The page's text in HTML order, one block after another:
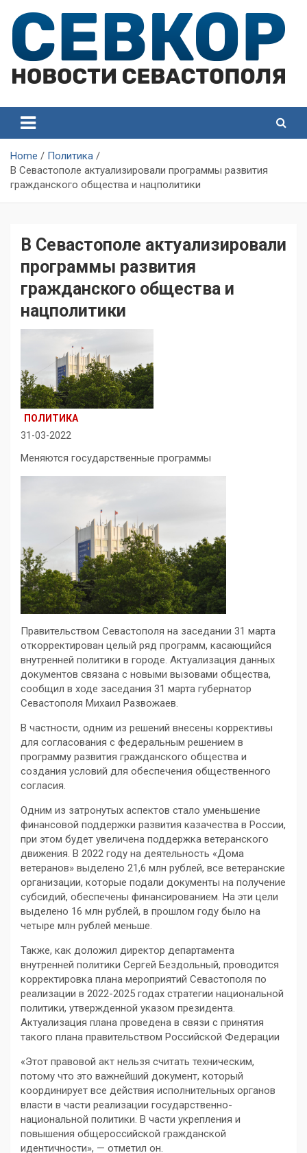
content
Севастополя
Севастополя
Home
Политика
В Севастополе актуализировали программы развития
гражданского общества и нацполитики
В Севастополе актуализировали
программы развития
гражданского общества и
нацполитики
ПОЛИТИКА
31-03-2022
Меняются государственные программы
Правительством Севастополя на заседании 31 марта
откорректирован целый ряд программ, касающийся
внутренней политики в городе. Актуализация данных
документов связана с новыми вызовами общества,
сообщил в ходе заседания 31 марта губернатор
Севастополя Михаил Развожаев.
В частности, одним из решений внесены коррективы
для согласования с федеральным решением в
программу развития гражданского общества и
создания условий для обеспечения общественного
согласия.
Одним из затронутых аспектов стало уменьшение
финансовой поддержки развития казачества в России,
при этом будет увеличена поддержка ветеранского
движения. В 2022 году на деятельность «Дома
ветеранов» выделено 21,6 млн рублей, все ветеранские
организации, которые подали документы на получение
субсидий, обеспечены финансированием. На эти цели
выделено 16 млн рублей, в прошлом году было на
четыре млн рублей меньше.
Также, как доложил директор департамента
внутренней политики Сергей Бездольный, проводится
корректировка плана мероприятий Севастополя по
реализации в 2022-2025 годах стратегии национальной
политики, утвержденной указом президента.
Актуализация плана проведена в связи с принятия
такого плана правительством Российской Федерации
«Этот правовой акт нельзя считать техническим,
потому что это важнейший документ, который
координирует все действия исполнительных органов
власти в части реализации государственно-
национальной политики. В части укрепления и
повышения общероссийской гражданской
идентичности», — отметил он.